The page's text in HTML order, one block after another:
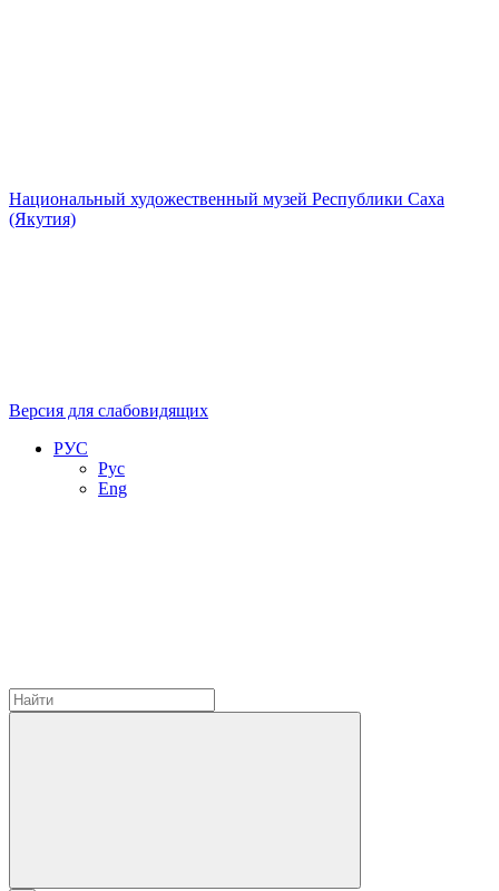
Национальный художественный музей Республики Саха
(Якутия)
Версия для слабовидящих
РУС
Рус
Eng